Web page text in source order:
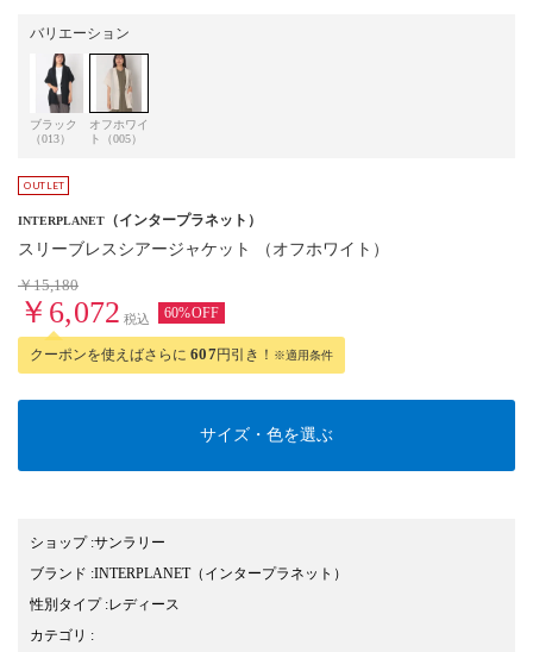
バリエーション
ブラック
（013）
オフホワイ
ト（005）
INTERPLANET （インタープラネット）
スリーブレスシアージャケット （オフホワイト）
￥15,180
￥6,072 税込 60%OFF
クーポンを使えばさらに 607円引き！ ※適用条件
サイズ・色を選ぶ
ショップ:サンラリー
ブランド :INTERPLANET（インタープラネット）
性別タイプ:レディース
カテゴリ :